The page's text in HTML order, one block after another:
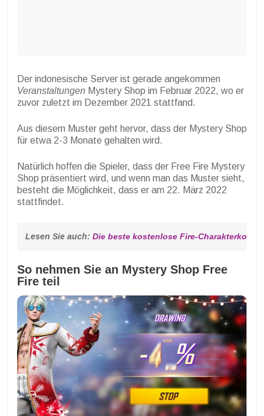
Der indonesische Server ist gerade angekommen
Veranstaltungen Mystery Shop im Februar 2022, wo er
zuvor zuletzt im Dezember 2021 stattfand.
Aus diesem Muster geht hervor, dass der Mystery Shop
für etwa 2-3 Monate gehalten wird.
Natürlich hoffen die Spieler, dass der Free Fire Mystery
Shop präsentiert wird, und wenn man das Muster sieht,
besteht die Möglichkeit, dass er am 22. März 2022
stattfindet.
Lesen Sie auch: Die beste kostenlose Fire-
So nehmen Sie an Mystery Shop Free
Fire teil